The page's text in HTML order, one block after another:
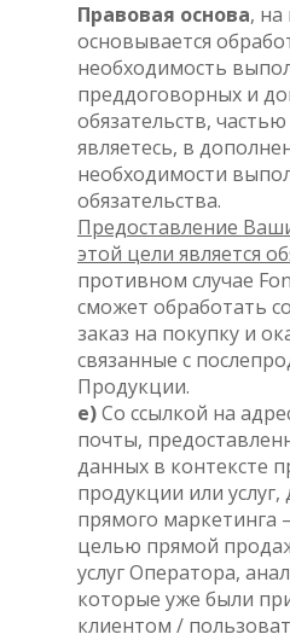
Правовая основа,
основывается
необходимость
преддоговорных и
обязательств,
являетесь, в
необходимости
обязательства.
Предоставление
этой цели является
противном случае
сможет обработать
заказ на покупку и
связанные с
Продукции.
e)Со ссылкой на
почты,
данных в контексте
продукции или услуг,
прямого маркетинга
целью прямой
услуг Оператора,
которые уже были
клиентом /